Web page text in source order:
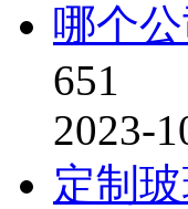
哪个
651
2023-
定制